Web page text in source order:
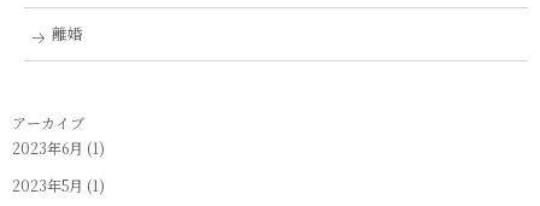
離婚
アーカイブ
2023年6月 (1)
2023年5月 (1)